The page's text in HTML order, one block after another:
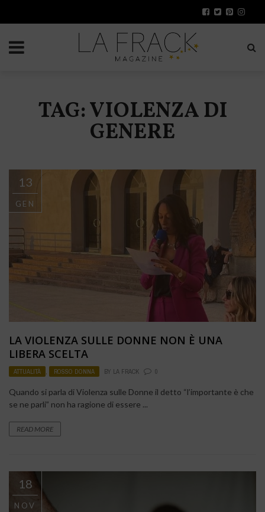
TAG: VIOLENZA DI
GENERE
13
GEN
LA VIOLENZA SULLE DONNE NON È UNA
LIBERA SCELTA
ATTUALITÀ ROSSO DONNA BY LA FRACK 0
Quando si parla di Violenza sulle Donne il detto “l’importante è che
se ne parli” non ha ragione di essere ...
READ MORE
18
NOV